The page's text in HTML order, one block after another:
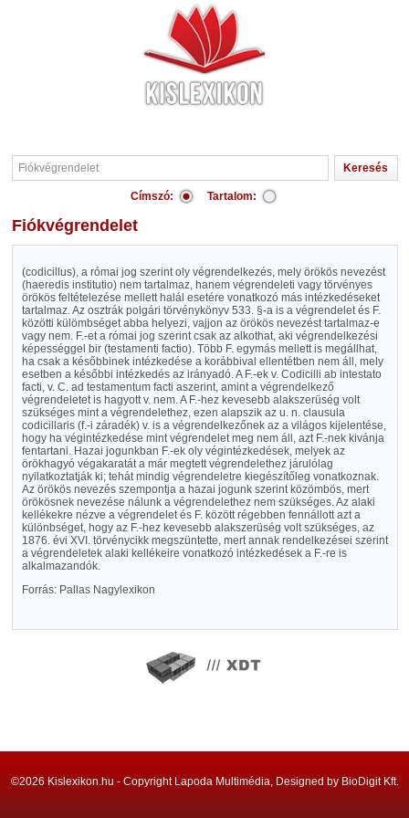
Címszó: Tartalom:
Fiókvégrendelet
(codicillus), a római jog szerint oly végrendelkezés, mely örökös nevezést
(haeredis institutio) nem tartalmaz, hanem végrendeleti vagy törvényes
örökös feltételezése mellett halál esetére vonatkozó más intézkedéseket
tartalmaz. Az osztrák polgári törvénykönyv 533. §-a is a végrendelet és F.
közötti külömbséget abba helyezi, vajjon az örökös nevezést tartalmaz-e
vagy nem. F.-et a római jog szerint csak az alkothat, aki végrendelkezési
képességgel bir (testamenti factio). Több F. egymás mellett is megállhat,
ha csak a későbbinek intézkedése a korábbival ellentétben nem áll, mely
esetben a későbbi intézkedés az irányadó. A F.-ek v. Codicilli ab intestato
facti, v. C. ad testamentum facti aszerint, amint a végrendelkező
végrendeletet is hagyott v. nem. A F.-hez kevesebb alakszerüség volt
szükséges mint a végrendelethez, ezen alapszik az u. n. clausula
codicillaris (f.-i záradék) v. is a végrendelkezőnek az a világos kijelentése,
hogy ha végintézkedése mint végrendelet meg nem áll, azt F.-nek kivánja
fentartani. Hazai jogunkban F.-ek oly végintézkedések, melyek az
örökhagyó végakaratát a már megtett végrendelethez járulólag
nyilatkoztatják ki; tehát mindig végrendeletre kiegészítőleg vonatkoznak.
Az örökös nevezés szempontja a hazai jogunk szerint közömbös, mert
örökösnek nevezése nálunk a végrendelethez nem szükséges. Az alaki
kellékekre nézve a végrendelet és F. között régebben fennállott azt a
különbséget, hogy az F.-hez kevesebb alakszerüség volt szükséges, az
1876. évi XVI. törvénycikk megszüntette, mert annak rendelkezései szerint
a végrendeletek alaki kellékeire vonatkozó intézkedések a F.-re is
alkalmazandók.
Forrás: Pallas Nagylexikon
©2026 Kislexikon.hu - Copyright Lapoda Multimédia, Designed by BioDigit Kft.